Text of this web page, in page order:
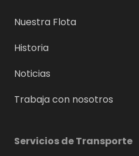
Nuestra Flota
Historia
Noticias
Trabaja con nosotros
Servicios de Transporte